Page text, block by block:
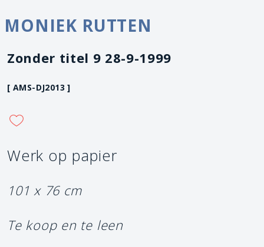
MONIEK RUTTEN
Zonder titel 9 28-9-1999
[ AMS-DJ2013 ]
Werk op papier
101 x 76 cm
Te koop en te leen